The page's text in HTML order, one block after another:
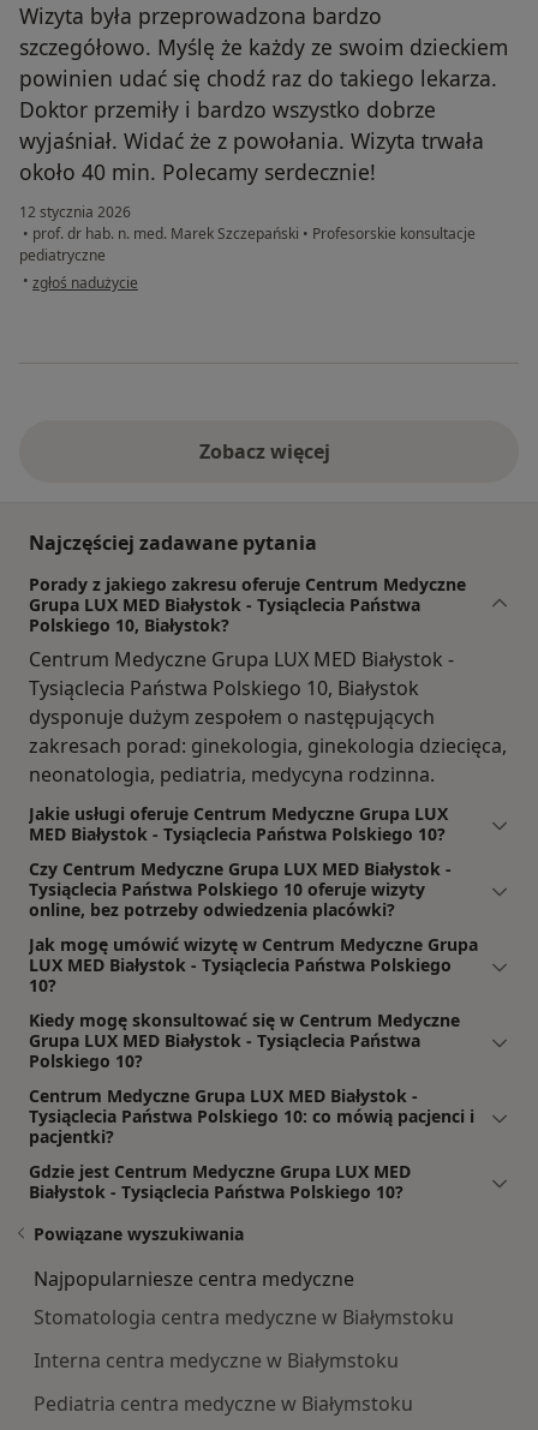
Wizyta była przeprowadzona bardzo
szczegółowo. Myślę że każdy ze swoim dzieckiem
powinien udać się chodź raz do takiego lekarza.
Doktor przemiły i bardzo wszystko dobrze
wyjaśniał. Widać że z powołania. Wizyta trwała
około 40 min. Polecamy serdecznie!
12 stycznia 2026
• prof. dr hab. n. med. Marek Szczepański • Profesorskie konsultacje
pediatryczne
• w opinii użytkownika I.S
zgłoś nadużycie
Zobacz więcej
Najczęściej zadawane pytania
Porady z jakiego zakresu oferuje Centrum Medyczne
Grupa LUX MED Białystok - Tysiąclecia Państwa
Polskiego 10, Białystok?
Centrum Medyczne Grupa LUX MED Białystok -
Tysiąclecia Państwa Polskiego 10, Białystok
dysponuje dużym zespołem o następujących
zakresach porad: ginekologia, ginekologia dziecięca,
neonatologia, pediatria, medycyna rodzinna.
Jakie usługi oferuje Centrum Medyczne Grupa LUX
MED Białystok - Tysiąclecia Państwa Polskiego 10?
Czy Centrum Medyczne Grupa LUX MED Białystok -
Tysiąclecia Państwa Polskiego 10 oferuje wizyty
online, bez potrzeby odwiedzenia placówki?
Jak mogę umówić wizytę w Centrum Medyczne Grupa
LUX MED Białystok - Tysiąclecia Państwa Polskiego
10?
Kiedy mogę skonsultować się w Centrum Medyczne
Grupa LUX MED Białystok - Tysiąclecia Państwa
Polskiego 10?
Centrum Medyczne Grupa LUX MED Białystok -
Tysiąclecia Państwa Polskiego 10: co mówią pacjenci i
pacjentki?
Gdzie jest Centrum Medyczne Grupa LUX MED
Białystok - Tysiąclecia Państwa Polskiego 10?
Powiązane wyszukiwania
Najpopularniesze centra medyczne
Stomatologia centra medyczne w Białymstoku
Interna centra medyczne w Białymstoku
Pediatria centra medyczne w Białymstoku